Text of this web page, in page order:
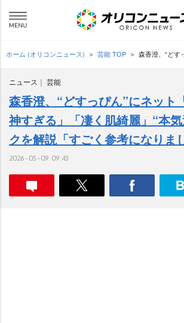
ホーム (オリコンニュース) 芸能 TOP 森香澄、“どす
ニュース 芸能
森香澄、“どすっぴん”にネット
神すぎる」「凄く肌綺麗」“本
クを解説「すごく参考になりま
2026-05-09 09:43